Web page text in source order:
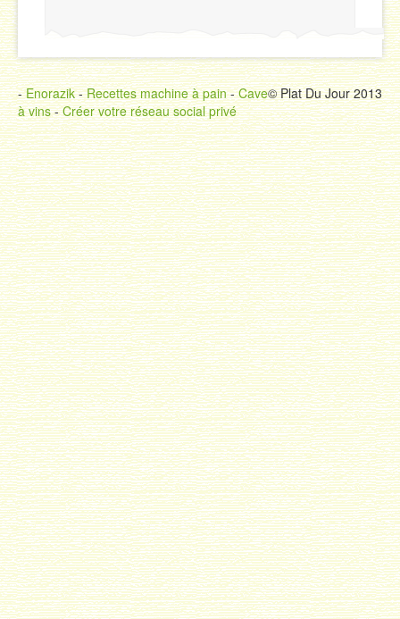
© Plat Du Jour 2013
-Enorazik-Recettes machine à pain-Cave
à vins-Créer votre réseau social privé